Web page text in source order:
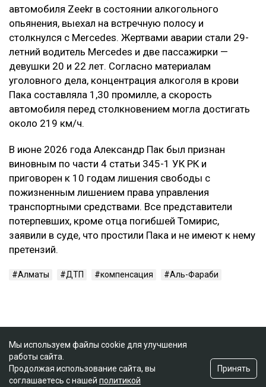
автомобиля Zeekr в состоянии алкогольного
опьянения, выехал на встречную полосу и
столкнулся с Mercedes. Жертвами аварии стали 29-
летний водитель Mercedes и две пассажирки —
девушки 20 и 22 лет. Согласно материалам
уголовного дела, концентрация алкоголя в крови
Пака составляла 1,30 промилле, а скорость
автомобиля перед столкновением могла достигать
около 219 км/ч.
В июне 2026 года Александр Пак был признан
виновным по части 4 статьи 345-1 УК РК и
приговорен к 10 годам лишения свободы с
пожизненным лишением права управления
транспортными средствами. Все представители
потерпевших, кроме отца погибшей Томирис,
заявили в суде, что простили Пака и не имеют к нему
претензий.
Алматы ДТП компенсация Аль-Фараби
Мы используем файлы cookie для улучшения
работы сайта.
Продолжая использование сайта, вы
соглашаетесь с нашей политикой
Принять